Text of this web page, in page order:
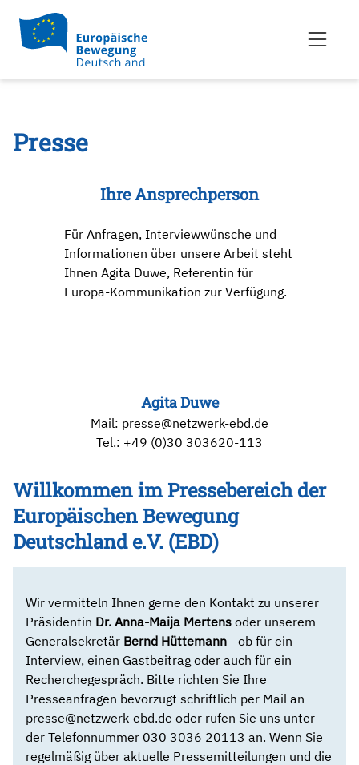
Presse
Ihre Ansprechperson
Für Anfragen, Interviewwünsche und
Informationen über unsere Arbeit steht
Ihnen Agita Duwe, Referentin für
Europa-Kommunikation zur Verfügung.
Agita Duwe
Mail: presse@netzwerk-ebd.de
Tel.: +49 (0)30 303620-113
Willkommen im Pressebereich der
Europäischen Bewegung
Deutschland e.V. (EBD)
Wir vermitteln Ihnen gerne den Kontakt zu unserer
Präsidentin Dr. Anna-Maija Mertens oder unserem
Generalsekretär Bernd Hüttemann - ob für ein
Interview, einen Gastbeitrag oder auch für ein
Recherchegespräch. Bitte richten Sie Ihre
Presseanfragen bevorzugt schriftlich per Mail an
presse@netzwerk-ebd.de oder rufen Sie uns unter
der Telefonnummer 030 3036 20113 an. Wenn Sie
regelmäßig über aktuelle Pressemitteilungen und die